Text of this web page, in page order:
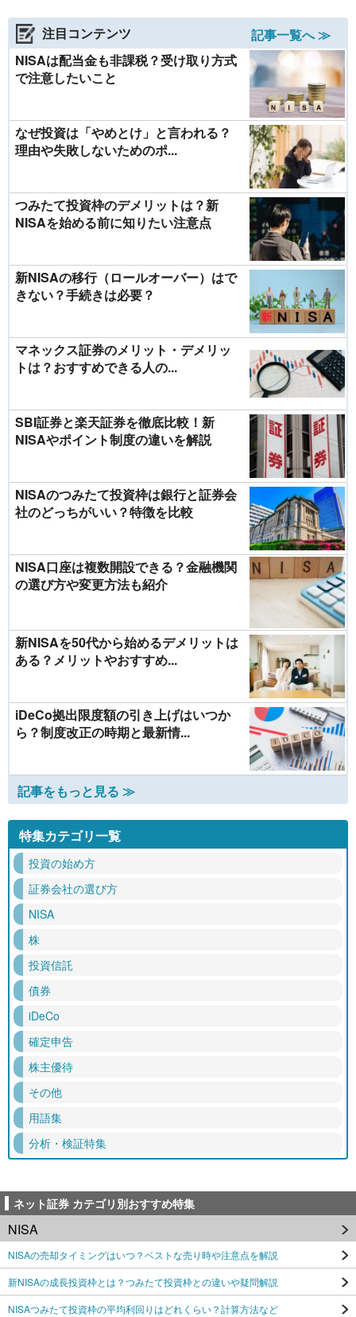
注目コンテンツ
記事一覧へ ≫
NISAは配当金も非課税？受け取り方式
で注意したいこと
なぜ投資は「やめとけ」と言われる？
理由や失敗しないためのポ...
つみたて投資枠のデメリットは？新
NISAを始める前に知りたい注意点
新NISAの移行（ロールオーバー）はで
きない？手続きは必要？
マネックス証券のメリット・デメリッ
トは？おすすめできる人の...
SBI証券と楽天証券を徹底比較！新
NISAやポイント制度の違いを解説
NISAのつみたて投資枠は銀行と証券会
社のどっちがいい？特徴を比較
NISA口座は複数開設できる？金融機関
の選び方や変更方法も紹介
新NISAを50代から始めるデメリットは
ある？メリットやおすすめ...
iDeCo拠出限度額の引き上げはいつか
ら？制度改正の時期と最新情...
記事をもっと見る ≫
特集カテゴリ一覧
投資の始め方
証券会社の選び方
NISA
株
投資信託
債券
iDeCo
確定申告
株主優待
その他
用語集
分析・検証特集
ネット証券 カテゴリ別おすすめ特集
NISA
NISAの売却タイミングはいつ？ベストな売り時や注意点を解説
新NISAの成長投資枠とは？つみたて投資枠との違いや疑問解説
NISAつみたて投資枠の平均利回りはどれくらい？計算方法など